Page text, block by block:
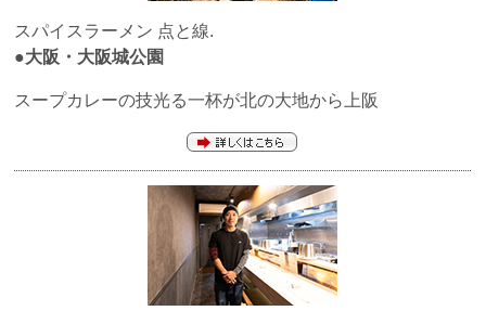
スパイスラーメン 点と線.
●大阪・大阪城公園
スープカレーの技光る一杯が北の大地から上阪